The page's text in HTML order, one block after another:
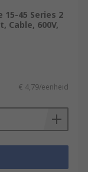
45 Series 2
Cable, 600V,
€ 4,79/eenheid